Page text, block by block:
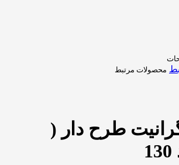
محصولات مرتبط
طرح دار (